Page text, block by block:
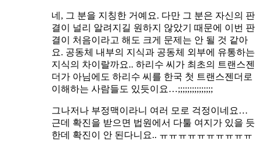
네, 그 분을 지칭한 거예요. 다만 그 분은 자신의 판
결이 널리 알려지길 원하지 않았기 때문에 이번 판
결이 처음이라고 해도 크게 문제는 안 될 것 같아
요. 공동체 내부의 지식과 공동체 외부에 유통하는
지식의 차이랄까요.. 하리수 씨가 최초의 트랜스젠
더가 아님에도 하리수 씨를 한국 첫 트랜스젠더로
이해하는 사람들도 있듯이요…;;;;;;;;;;;;;;;
그나저나 부정맥이라니 여러 모로 걱정이네요…
근데 확진을 받으면 법원에서 다툴 여지가 있을 듯
한데 확진이 안 된다니요.. ㅠㅠㅠㅠㅠㅠㅠㅠㅠㅠ